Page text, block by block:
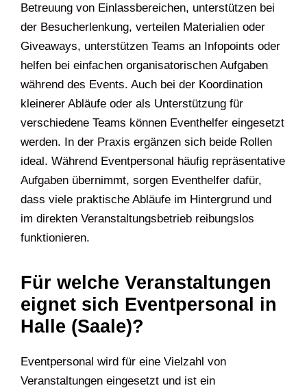
Betreuung von Einlassbereichen, unterstützen bei
der Besucherlenkung, verteilen Materialien oder
Giveaways, unterstützen Teams an Infopoints oder
helfen bei einfachen organisatorischen Aufgaben
während des Events. Auch bei der Koordination
kleinerer Abläufe oder als Unterstützung für
verschiedene Teams können Eventhelfer eingesetzt
werden. In der Praxis ergänzen sich beide Rollen
ideal. Während Eventpersonal häufig repräsentative
Aufgaben übernimmt, sorgen Eventhelfer dafür,
dass viele praktische Abläufe im Hintergrund und
im direkten Veranstaltungsbetrieb reibungslos
funktionieren.
Für welche Veranstaltungen
eignet sich Eventpersonal in
Halle (Saale)?
Eventpersonal wird für eine Vielzahl von
Veranstaltungen eingesetzt und ist ein